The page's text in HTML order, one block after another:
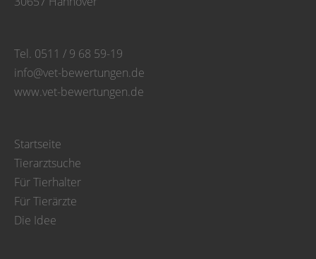
Tel. 0511 / 9 68 59-19
info@vet-bewertungen.de
www.vet-bewertungen.de
Startseite
Tierarztsuche
Für Tierhalter
Für Tierärzte
Die Idee